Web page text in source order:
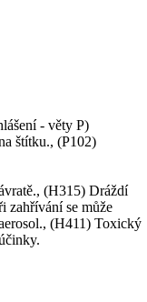
- věty P)
štítku., (P102)
(H315) Dráždí
zahřívání se může
(H411) Toxický